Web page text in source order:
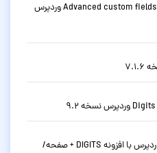
افزونه فارسی مدیریت زمینه دلخواه Advanced custom fields وردپرس
ورود و عضویت با شماره موبایل در وردپرس با افزونه DIGITS + صفحه/